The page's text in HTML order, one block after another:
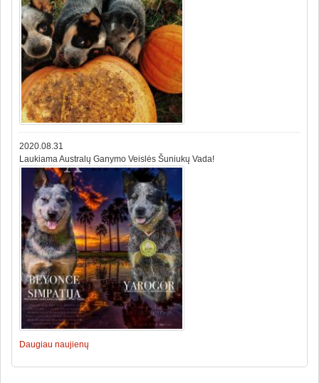
2020.08.31
Laukiama Australų Ganymo Veislės Šuniukų Vada!
Daugiau naujienų